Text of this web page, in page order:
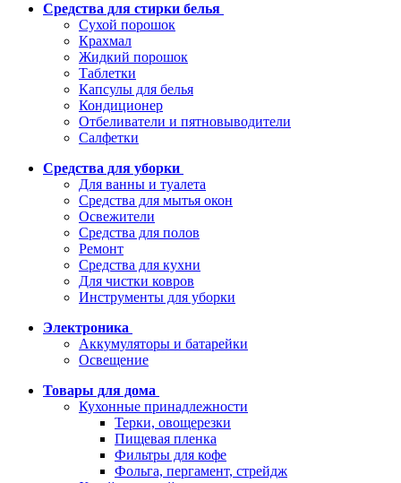
Средства для стирки белья
Сухой порошок
Крахмал
Жидкий порошок
Таблетки
Капсулы для белья
Кондиционер
Отбеливатели и пятновыводители
Салфетки
Средства для уборки
Для ванны и туалета
Средства для мытья окон
Освежители
Средства для полов
Ремонт
Средства для кухни
Для чистки ковров
Инструменты для уборки
Электроника
Аккумуляторы и батарейки
Освещение
Товары для дома
Кухонные принадлежности
Терки, овощерезки
Пищевая пленка
Фильтры для кофе
Фольга, пергамент, стрейдж